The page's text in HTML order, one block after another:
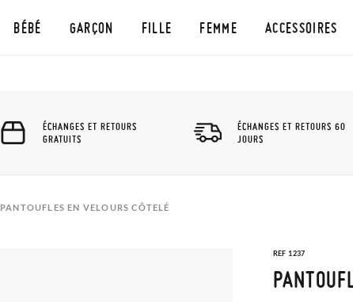
BÉBÉ GARÇON FILLE FEMME ACCESSOIRES
ÉCHANGES ET RETOURS
GRATUITS
ÉCHANGES ET RETOURS 60
JOURS
PANTOUFLES EN VELOURS CÔTELÉ
REF 1237